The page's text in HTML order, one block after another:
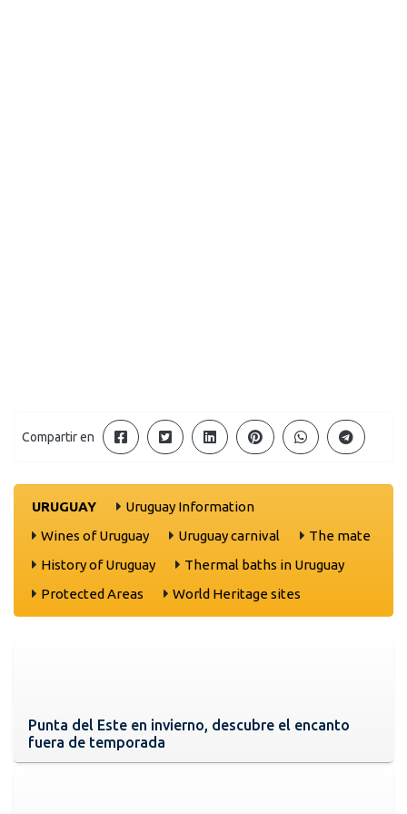
Compartir en
URUGUAY
Uruguay Information
Wines of Uruguay
Uruguay carnival
The mate
History of Uruguay
Thermal baths in Uruguay
Protected Areas
World Heritage sites
Punta del Este en invierno, descubre el encanto
fuera de temporada